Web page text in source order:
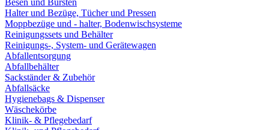
Besen und Bürsten
Halter und Bezüge, Tücher und Pressen
Moppbezüge und - halter, Bodenwischsysteme
Reinigungssets und Behälter
Reinigungs-, System- und Gerätewagen
Abfallentsorgung
Abfallbehälter
Sackständer & Zubehör
Abfallsäcke
Hygienebags & Dispenser
Wäschekörbe
Klinik- & Pflegebedarf